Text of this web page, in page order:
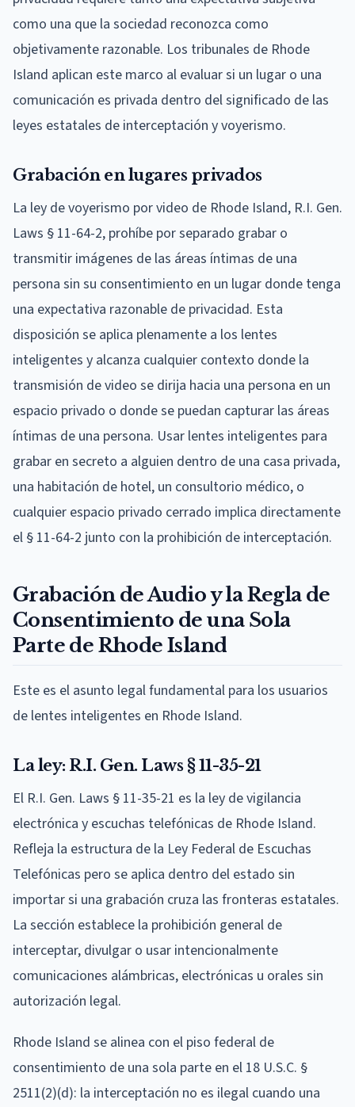
como una que la sociedad reconozca como
objetivamente razonable. Los tribunales de Rhode
Island aplican este marco al evaluar si un lugar o una
comunicación es privada dentro del significado de las
leyes estatales de interceptación y voyerismo.
Grabación en lugares privados
La ley de voyerismo por video de Rhode Island, R.I. Gen.
Laws § 11-64-2, prohíbe por separado grabar o
transmitir imágenes de las áreas íntimas de una
persona sin su consentimiento en un lugar donde tenga
una expectativa razonable de privacidad. Esta
disposición se aplica plenamente a los lentes
inteligentes y alcanza cualquier contexto donde la
transmisión de video se dirija hacia una persona en un
espacio privado o donde se puedan capturar las áreas
íntimas de una persona. Usar lentes inteligentes para
grabar en secreto a alguien dentro de una casa privada,
una habitación de hotel, un consultorio médico, o
cualquier espacio privado cerrado implica directamente
el § 11-64-2 junto con la prohibición de interceptación.
Grabación de Audio y la Regla de
Consentimiento de una Sola
Parte de Rhode Island
Este es el asunto legal fundamental para los usuarios
de lentes inteligentes en Rhode Island.
La ley: R.I. Gen. Laws § 11-35-21
El R.I. Gen. Laws § 11-35-21 es la ley de vigilancia
electrónica y escuchas telefónicas de Rhode Island.
Refleja la estructura de la Ley Federal de Escuchas
Telefónicas pero se aplica dentro del estado sin
importar si una grabación cruza las fronteras estatales.
La sección establece la prohibición general de
interceptar, divulgar o usar intencionalmente
comunicaciones alámbricas, electrónicas u orales sin
autorización legal.
Rhode Island se alinea con el piso federal de
consentimiento de una sola parte en el 18 U.S.C. §
2511(2)(d): la interceptación no es ilegal cuando una